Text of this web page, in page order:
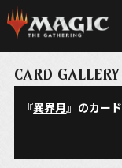
CARD GALLERY
『異界月』のカード